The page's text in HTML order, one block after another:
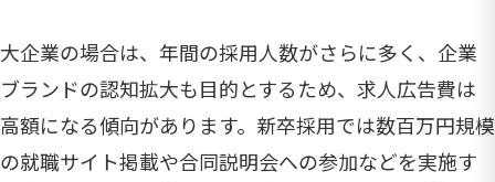
大企業の場合は、年間の採用人数がさらに多く、企業
ブランドの認知拡大も目的とするため、求人広告費は
高額になる傾向があります。新卒採用では数百万円規模
の就職サイト掲載や合同説明会への参加などを実施す